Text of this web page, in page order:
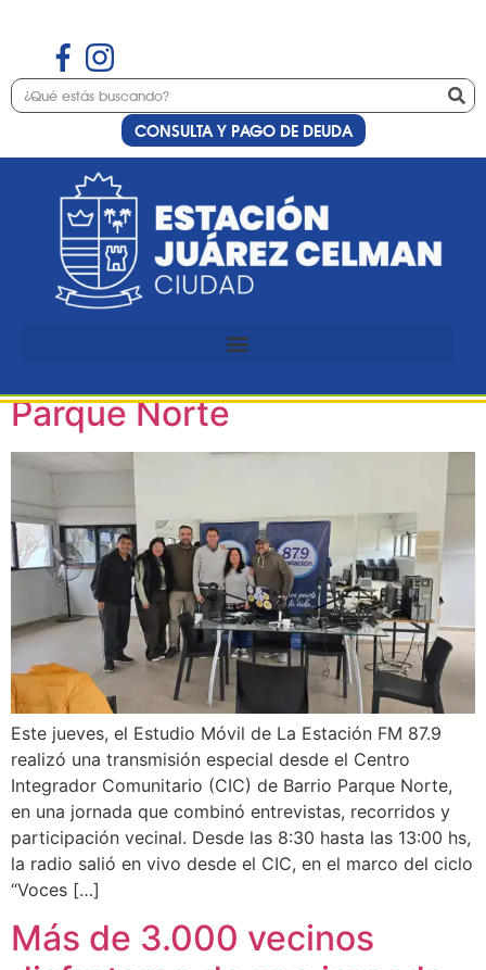
CONSULTA Y PAGO DE DEUDA
Etiqueta:Parque
El Estudio Móvil de La
Estación FM 87.9 transmitió
Parque Norte
Este jueves, el Estudio Móvil de La Estación FM 87.9
realizó una transmisión especial desde el Centro
Integrador Comunitario (CIC) de Barrio Parque Norte,
en una jornada que combinó entrevistas, recorridos y
participación vecinal. Desde las 8:30 hasta las 13:00 hs,
la radio salió en vivo desde el CIC, en el marco del ciclo
“Voces […]
Más de 3.000 vecinos